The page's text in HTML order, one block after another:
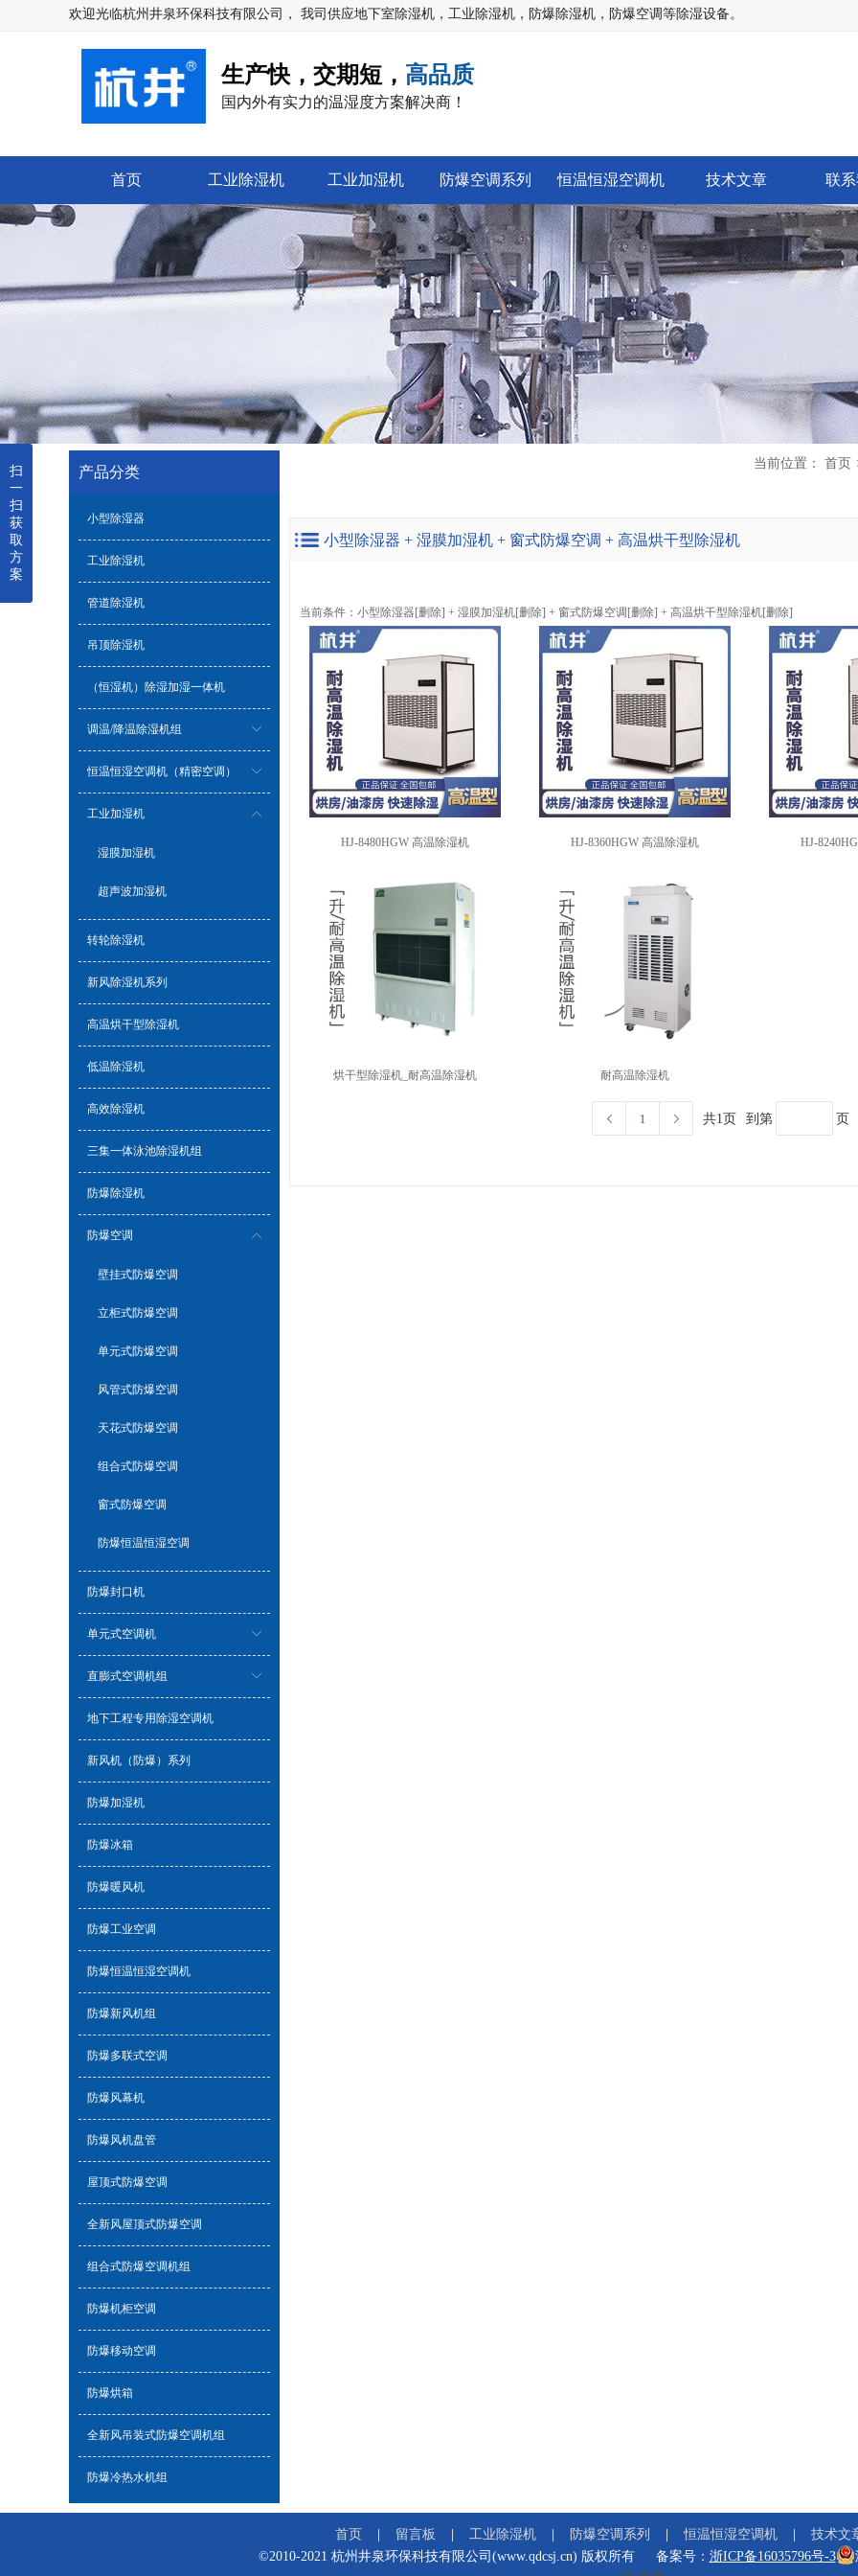
欢迎光临杭州井泉环保科技有限公司 ， 我司供应地下室除湿机，工业除湿机，防爆除湿机，防爆空调等除湿设备。
生产快，交期短， 高品质
国内外有实力的温湿度方案解决商！
首页 工业除湿机 工业加湿机 防爆空调系列 恒温恒湿空调机 技术文章 联
产品分类
小型除湿器
工业除湿机
管道除湿机
吊顶除湿机
（恒湿机）除湿加湿一体机
调温/降温除湿机组
恒温恒湿空调机（精密空调）
工业加湿机
湿膜加湿机
超声波加湿机
转轮除湿机
新风除湿机系列
高温烘干型除湿机
低温除湿机
高效除湿机
三集一体泳池除湿机组
防爆除湿机
防爆空调
壁挂式防爆空调
立柜式防爆空调
单元式防爆空调
风管式防爆空调
天花式防爆空调
组合式防爆空调
窗式防爆空调
防爆恒温恒湿空调
防爆封口机
单元式空调机
直膨式空调机组
地下工程专用除湿空调机
新风机（防爆）系列
防爆加湿机
防爆冰箱
防爆暖风机
防爆工业空调
防爆恒温恒湿空调机
防爆新风机组
防爆多联式空调
防爆风幕机
防爆风机盘管
屋顶式防爆空调
全新风屋顶式防爆空调
组合式防爆空调机组
防爆机柜空调
防爆移动空调
防爆烘箱
全新风吊装式防爆空调机组
防爆冷热水机组
当前位置： 首页
小型除湿器 + 湿膜加湿机 + 窗式防爆空调 + 高温烘干型除湿机
当前条件： 小型除湿器 [删除] + 湿膜加湿机[删除] + 窗式防爆空调 [删除] + 高温烘干型除湿机[删除]
HJ-8480HGW 高温除湿机 HJ-8360HGW 高温除湿机 HJ-
烘干型除湿机_耐高温除湿机 耐高温除湿机
1 共1页 到第 页
首页 留言板 工业除湿机 防爆空调系列 恒温恒湿空调机
技术文
©2010-2021 杭州井泉环保科技有限公司(www.qdcsj.cn) 版权所有 备案号： 浙ICP备16035796号-3
扫
一
扫
获
取
方
案